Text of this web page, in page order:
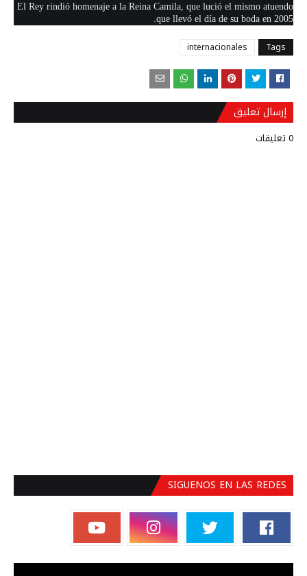
El Rey rindió homenaje a la Reina Camila, que lució el mismo atuendo
que llevó el día de su boda en 2005.
Tags
internacionales
إرسال تعليق
0 تعليقات
SIGUENOS EN LAS REDES